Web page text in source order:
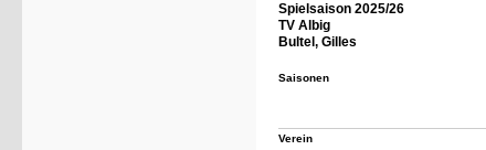
Spielsaison 2025/26
TV Albig
Bultel, Gilles
Saisonen
Verein